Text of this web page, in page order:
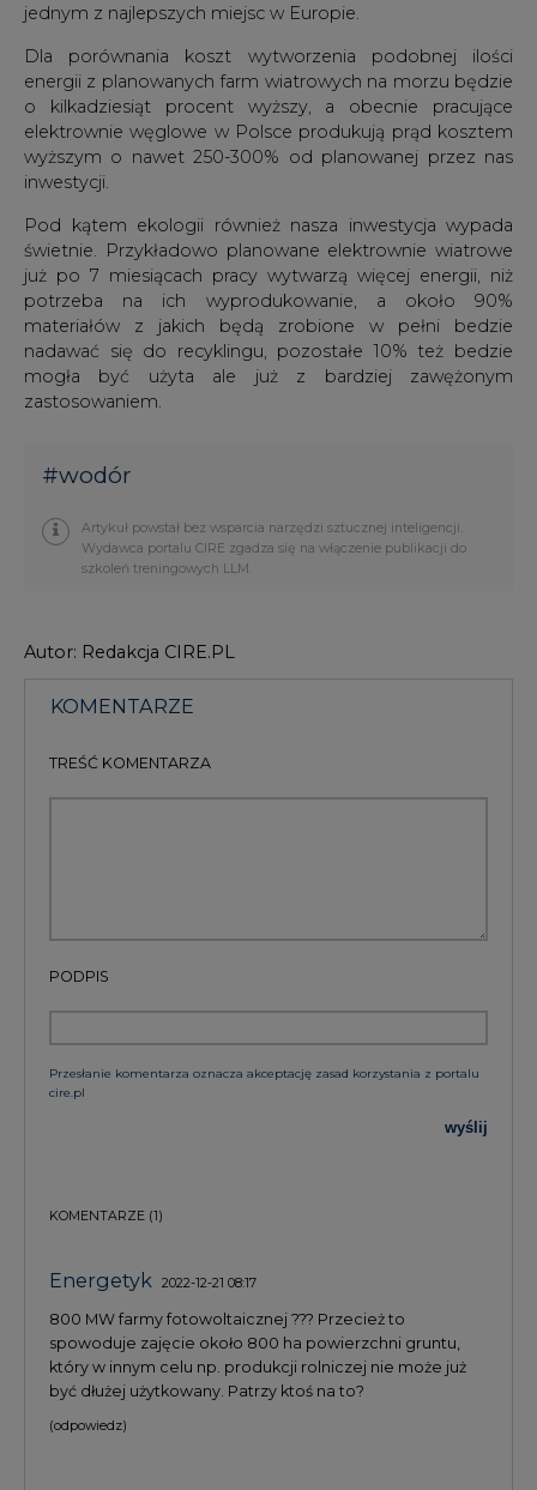
jednym z najlepszych miejsc w Europie.
Dla porównania koszt wytworzenia podobnej ilości
energii z planowanych farm wiatrowych na morzu będzie
o kilkadziesiąt procent wyższy, a obecnie pracujące
elektrownie węglowe w Polsce produkują prąd kosztem
wyższym o nawet 250-300% od planowanej przez nas
inwestycji.
Pod kątem ekologii również nasza inwestycja wypada
świetnie. Przykładowo planowane elektrownie wiatrowe
już po 7 miesiącach pracy wytwarzą więcej energii, niż
potrzeba na ich wyprodukowanie, a około 90%
materiałów z jakich będą zrobione w pełni bedzie
nadawać się do recyklingu, pozostałe 10% też bedzie
mogła być użyta ale już z bardziej zawężonym
zastosowaniem.
#wodór
Artykuł powstał bez wsparcia narzędzi sztucznej inteligencji.
Wydawca portalu CIRE zgadza się na włączenie publikacji do
szkoleń treningowych LLM.
Autor: Redakcja CIRE.PL
KOMENTARZE
TREŚĆ KOMENTARZA
PODPIS
Przesłanie komentarza oznacza akceptację zasad korzystania z portalu
cire.pl
wyślij
KOMENTARZE (1)
Energetyk 2022-12-21 08:17
800 MW farmy fotowoltaicznej ??? Przecież to
spowoduje zajęcie około 800 ha powierzchni gruntu,
który w innym celu np. produkcji rolniczej nie może już
być dłużej użytkowany. Patrzy ktoś na to?
(odpowiedz)